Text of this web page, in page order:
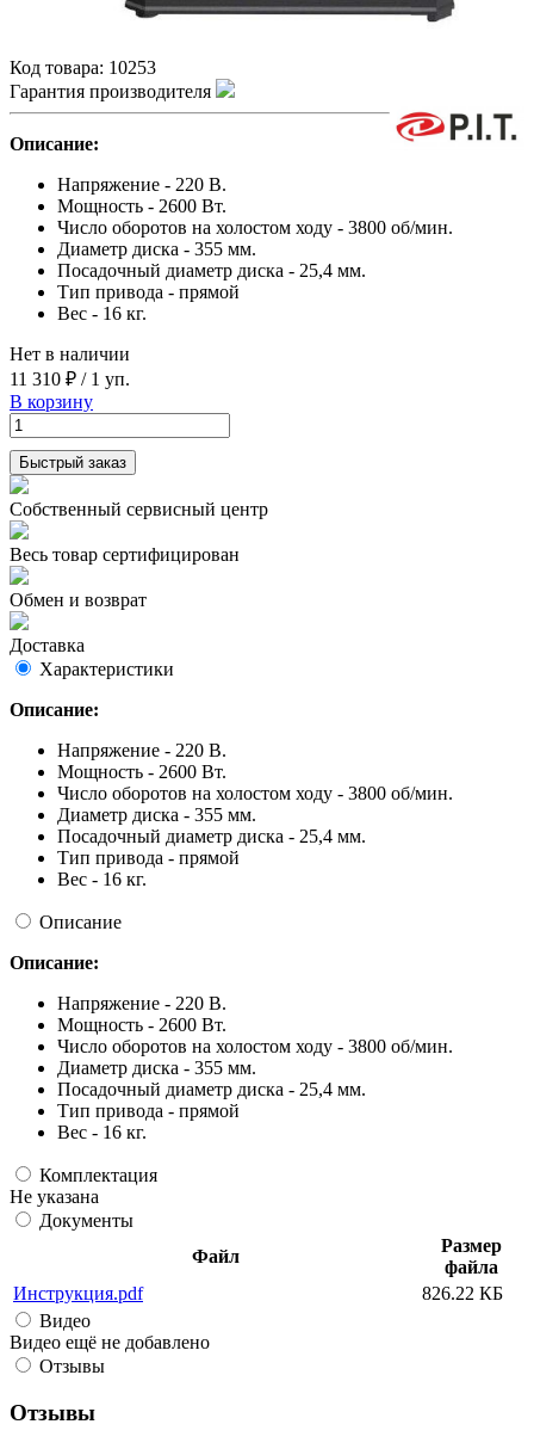
Код товара: 10253
Гарантия производителя
Описание:
Напряжение - 220 В.
Мощность - 2600 Вт.
Число оборотов на холостом ходу - 3800 об/мин.
Диаметр диска - 355 мм.
Посадочный диаметр диска - 25,4 мм.
Тип привода - прямой
Вес - 16 кг.
Нет в наличии
11 310 ₽ / 1 уп.
В корзину
Быстрый заказ
Собственный сервисный центр
Весь товар сертифицирован
Обмен и возврат
Доставка
Характеристики
Описание:
Напряжение - 220 В.
Мощность - 2600 Вт.
Число оборотов на холостом ходу - 3800 об/мин.
Диаметр диска - 355 мм.
Посадочный диаметр диска - 25,4 мм.
Тип привода - прямой
Вес - 16 кг.
Описание
Описание:
Напряжение - 220 В.
Мощность - 2600 Вт.
Число оборотов на холостом ходу - 3800 об/мин.
Диаметр диска - 355 мм.
Посадочный диаметр диска - 25,4 мм.
Тип привода - прямой
Вес - 16 кг.
Комплектация
Не указана
Документы
Файл
Размер
файла
Инструкция.pdf
826.22 КБ
Видео
Видео ещё не добавлено
Отзывы
Отзывы